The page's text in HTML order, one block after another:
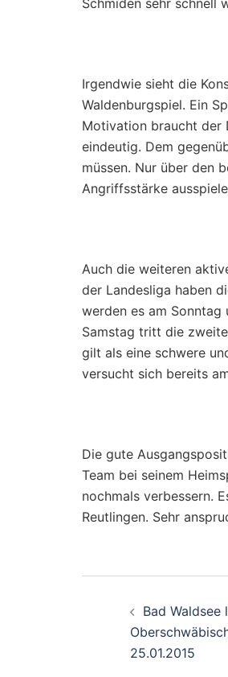
Irgendwie sieht die
Waldenburgspiel. Ein
Motivation braucht der
eindeutig. Dem
müssen. Nur über den
Angriffsstärke
Auch die weiteren
der Landesliga haben
werden es am Sonntag
Samstag tritt die
gilt als eine schwere
versucht sich bereits
Die gute
Team bei seinem
nochmals verbessern.
Reutlingen. Sehr
Bad
25.01.2015